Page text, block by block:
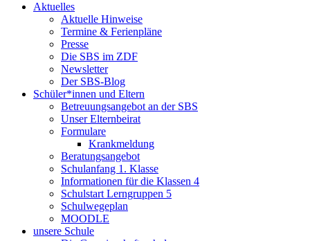
Aktuelles
Aktuelle Hinweise
Termine & Ferienpläne
Presse
Die SBS im ZDF
Newsletter
Der SBS-Blog
Schüler*innen und Eltern
Betreuungsangebot an der SBS
Unser Elternbeirat
Formulare
Krankmeldung
Beratungsangebot
Schulanfang 1. Klasse
Informationen für die Klassen 4
Schulstart Lerngruppen 5
Schulwegeplan
MOODLE
unsere Schule